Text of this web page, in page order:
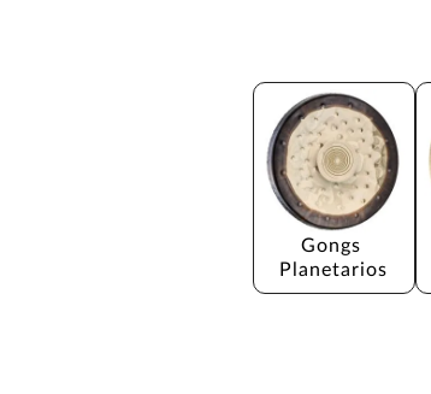
Gongs
Planetarios